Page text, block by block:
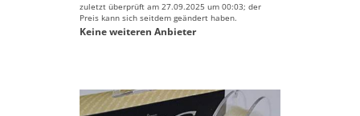
zuletzt überprüft am 27.09.2025 um 00:03; der
Preis kann sich seitdem geändert haben.
Keine weiteren Anbieter